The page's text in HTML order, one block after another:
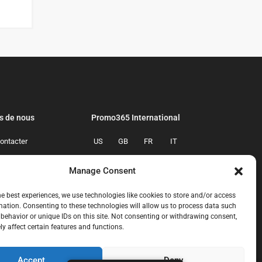
Manage Consent
best experiences, we use technologies like cookies to store and/or access
Consenting to these technologies will allow us to process data such
or unique IDs on this site. Not consenting or withdrawing consent,
affect certain features and functions.
de nous Promo365 International
US GB FR IT